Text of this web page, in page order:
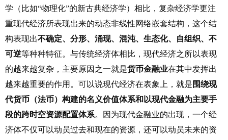
学（比如“物理化”的新古典经济学）相比，复杂经济学更注
重现代经济所表现出来的动态非线性网络嵌套结构，这个结
构表现出不确定、分形、涌现、混沌、生态化、自组织、不
可逆等种种特征。与传统经济体相比，现代经济之所以表现
的越来越复杂，主要原因之一就是货币金融业在其中发挥出
越来越重要的作用。可以说现代经济在表象上，就是 围绕现
代货币（法币）构建的名义价值体系和以现代金融为主要手
段的跨时空资源配置体系。因为现代金融业的出现，一个经
济体不仅可以动员过去和现在的资源，还可以动员未来的资